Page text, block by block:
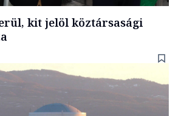
kit jelöl köztársasági